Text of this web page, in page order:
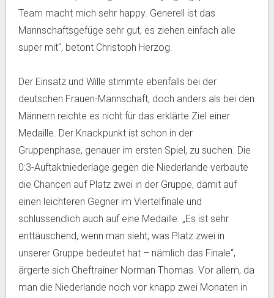
Team macht mich sehr happy. Generell ist das
Mannschaftsgefüge sehr gut, es ziehen einfach alle
super mit“, betont Christoph Herzog.
Der Einsatz und Wille stimmte ebenfalls bei der
deutschen Frauen-Mannschaft, doch anders als bei den
Männern reichte es nicht für das erklärte Ziel einer
Medaille. Der Knackpunkt ist schon in der
Gruppenphase, genauer im ersten Spiel, zu suchen. Die
0:3-Auftaktniederlage gegen die Niederlande verbaute
die Chancen auf Platz zwei in der Gruppe, damit auf
einen leichteren Gegner im Viertelfinale und
schlussendlich auch auf eine Medaille. „Es ist sehr
enttäuschend, wenn man sieht, was Platz zwei in
unserer Gruppe bedeutet hat – nämlich das Finale“,
ärgerte sich Cheftrainer Norman Thomas. Vor allem, da
man die Niederlande noch vor knapp zwei Monaten in